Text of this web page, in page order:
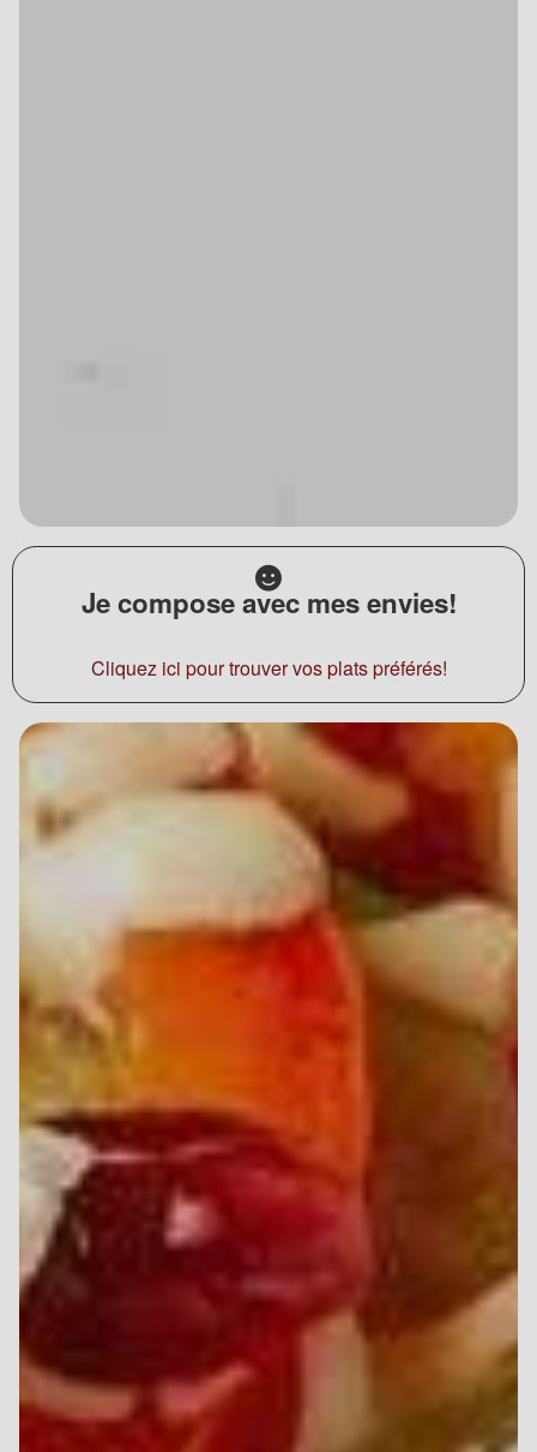
Je compose avec mes envies!
Cliquez ici pour trouver vos plats préférés!